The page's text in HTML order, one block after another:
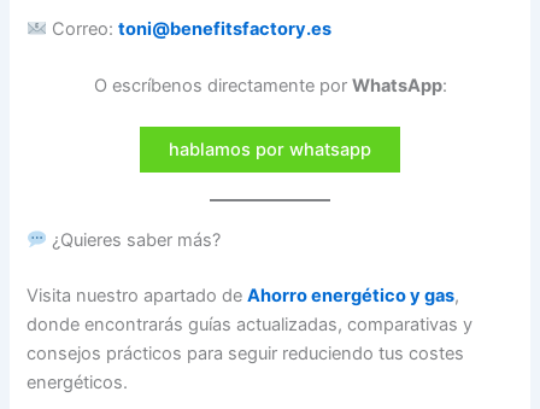
Correo:toni@benefitsfactory.es
O escríbenos directamente por WhatsApp:
hablamos por whatsapp
¿Quieres saber más?
Visita nuestro apartado deAhorro energético y gas,
donde encontrarás guías actualizadas, comparativas y
consejos prácticos para seguir reduciendo tus costes
energéticos.